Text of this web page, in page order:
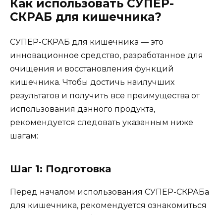
Как использовать СУПЕР-
СКРАБ для кишечника?
СУПЕР-СКРАБ для кишечника — это
инновационное средство, разработанное для
очищения и восстановления функций
кишечника. Чтобы достичь наилучших
результатов и получить все преимущества от
использования данного продукта,
рекомендуется следовать указанным ниже
шагам:
Шаг 1: Подготовка
Перед началом использования СУПЕР-СКРАБа
для кишечника, рекомендуется ознакомиться